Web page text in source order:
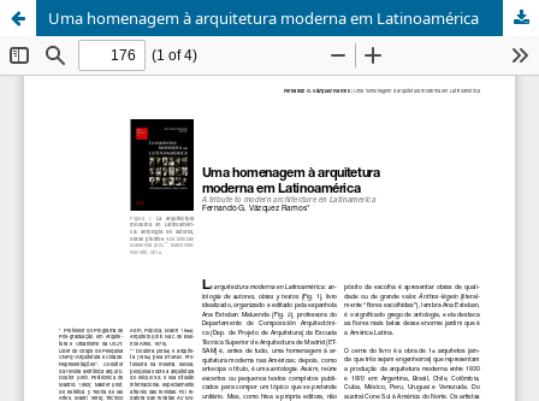
Uma homenagem à arquitetura moderna em Latinoamérica